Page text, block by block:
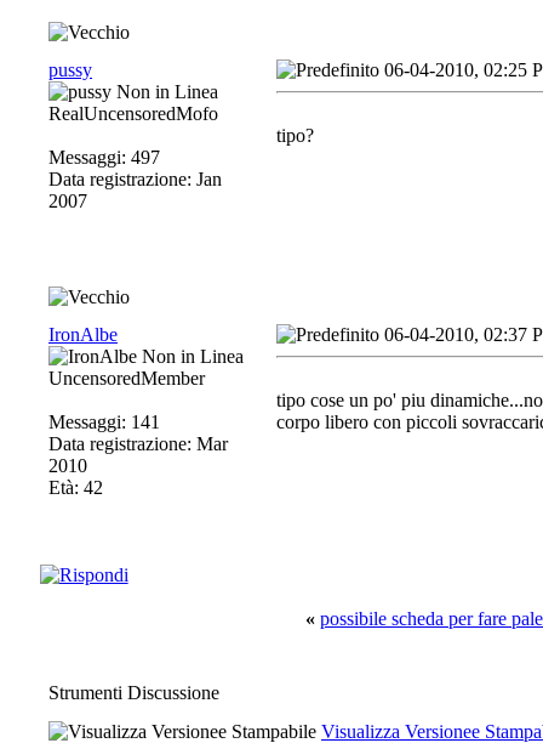
pussy
RealUncensoredMofo
Messaggi: 497
Data registrazione: Jan
2007
06-04-2010, 02:25
tipo?
IronAlbe
UncensoredMember
Messaggi: 141
Data registrazione: Mar
2010
Età: 42
06-04-2010, 02:37
tipo cose un po' piu
corpo libero con piccoli
« possibile scheda per fare
Strumenti Discussione
Visualizza Versionee